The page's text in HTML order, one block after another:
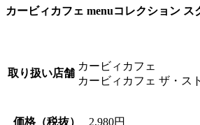
カービィカフェ menuコレクション ス
取り扱い店舗
カービィカフェ
カービィカフェ ザ・ス
価格（税抜） 2,980円